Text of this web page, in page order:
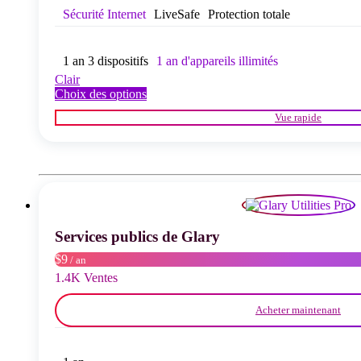
Sécurité Internet LiveSafe Protection totale
1 an 3 dispositifs
1 an d'appareils illimités
Clair
Choix des optionsCe
produit
a
sur
la
page
produit
Vue rapide
Services publics de Glary
$9 / an
1.4K Ventes
Acheter maintenant